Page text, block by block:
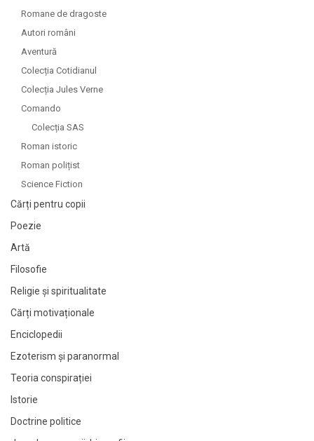
Romane de dragoste
Autori români
Aventură
Colecția Cotidianul
Colecția Jules Verne
Comando
Colecția SAS
Roman istoric
Roman polițist
Science Fiction
Cărți pentru copii
Poezie
Artă
Filosofie
Religie și spiritualitate
Cărți motivaționale
Enciclopedii
Ezoterism și paranormal
Teoria conspirației
Istorie
Doctrine politice